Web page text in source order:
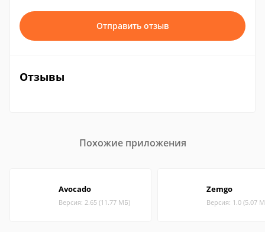
Отправить отзыв
Отзывы
Похожие приложения
Avocado
Версия: 2.65 (11.77 МБ)
Zemgo
Версия: 1.0 (5.07